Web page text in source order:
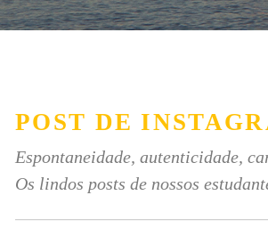
POST DE
Espontaneidade, autenticidade,
Os lindos posts de nossos